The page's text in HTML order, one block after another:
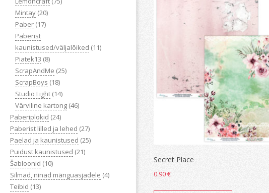
Mintay (20)
Paber (17)
Paberist
kaunistused/väljalõiked (11)
Piatek13 (8)
ScrapAndMe (25)
ScrapBoys (18)
Studio Light (14)
Värviline kartong (46)
Paberiplokid (24)
Paberist lilled ja lehed (27)
Paelad ja kaunistused (25)
Puidust kaunistused (21)
Šabloonid (10)
Silmad, ninad mänguasjadele (4)
Teibid (13)
Secret Place
0.90€